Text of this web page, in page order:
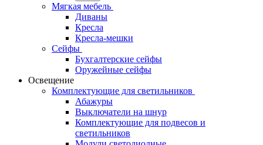
Мягкая мебель
Диваны
Кресла
Кресла-мешки
Сейфы
Бухгалтерские сейфы
Оружейные сейфы
Освещение
Комплектующие для светильников
Абажуры
Выключатели на шнур
Комплектующие для подвесов и
светильников